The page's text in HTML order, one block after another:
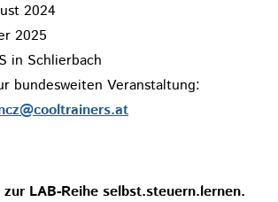
2024
2025
in Schlierbach
bundesweiten Veranstaltung:
zur LAB-Reihe selbst.steuern.lernen.